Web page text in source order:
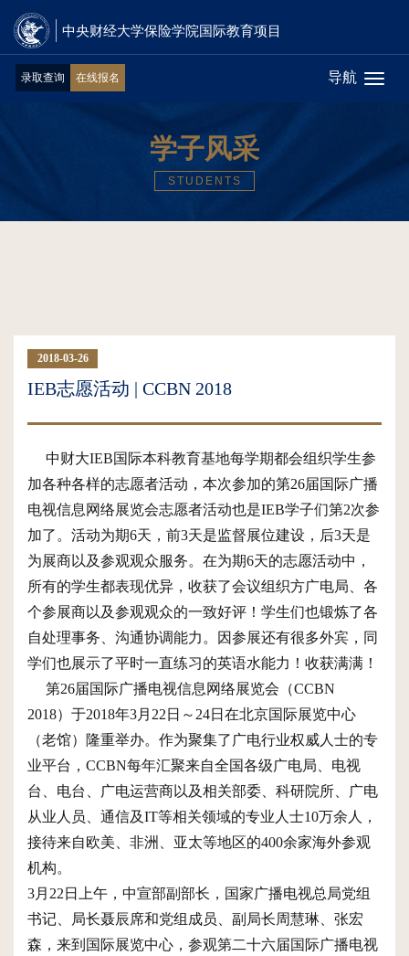
中央财经大学保险学院国际教育项目
录取查询 在线报名 导航
学子风采
STUDENTS
2018-03-26
07:20:00
IEB志愿活动 | CCBN 2018
中财大IEB国际本科教育基地每学期都会组织学生参
加各种各样的志愿者活动，本次参加的第26届国际广播
电视信息网络展览会志愿者活动也是IEB学子们第2次参
加了。活动为期6天，前3天是监督展位建设，后3天是
为展商以及参观观众服务。在为期6天的志愿活动中，
所有的学生都表现优异，收获了会议组织方广电局、各
个参展商以及参观观众的一致好评！学生们也锻炼了各
自处理事务、沟通协调能力。因参展还有很多外宾，同
学们也展示了平时一直练习的英语水能力！收获满满！
第26届国际广播电视信息网络展览会（CCBN
2018）于2018年3月22日～24日在北京国际展览中心
（老馆）隆重举办。作为聚集了广电行业权威人士的专
业平台，CCBN每年汇聚来自全国各级广电局、电视
台、电台、广电运营商以及相关部委、科研院所、广电
从业人员、通信及IT等相关领域的专业人士10万余人，
接待来自欧美、非洲、亚太等地区的400余家海外参观
机构。
3月22日上午，中宣部副部长，国家广播电视总局党组
书记、局长聂辰席和党组成员、副局长周慧琳、张宏
森，来到国际展览中心，参观第二十六届国际广播电视